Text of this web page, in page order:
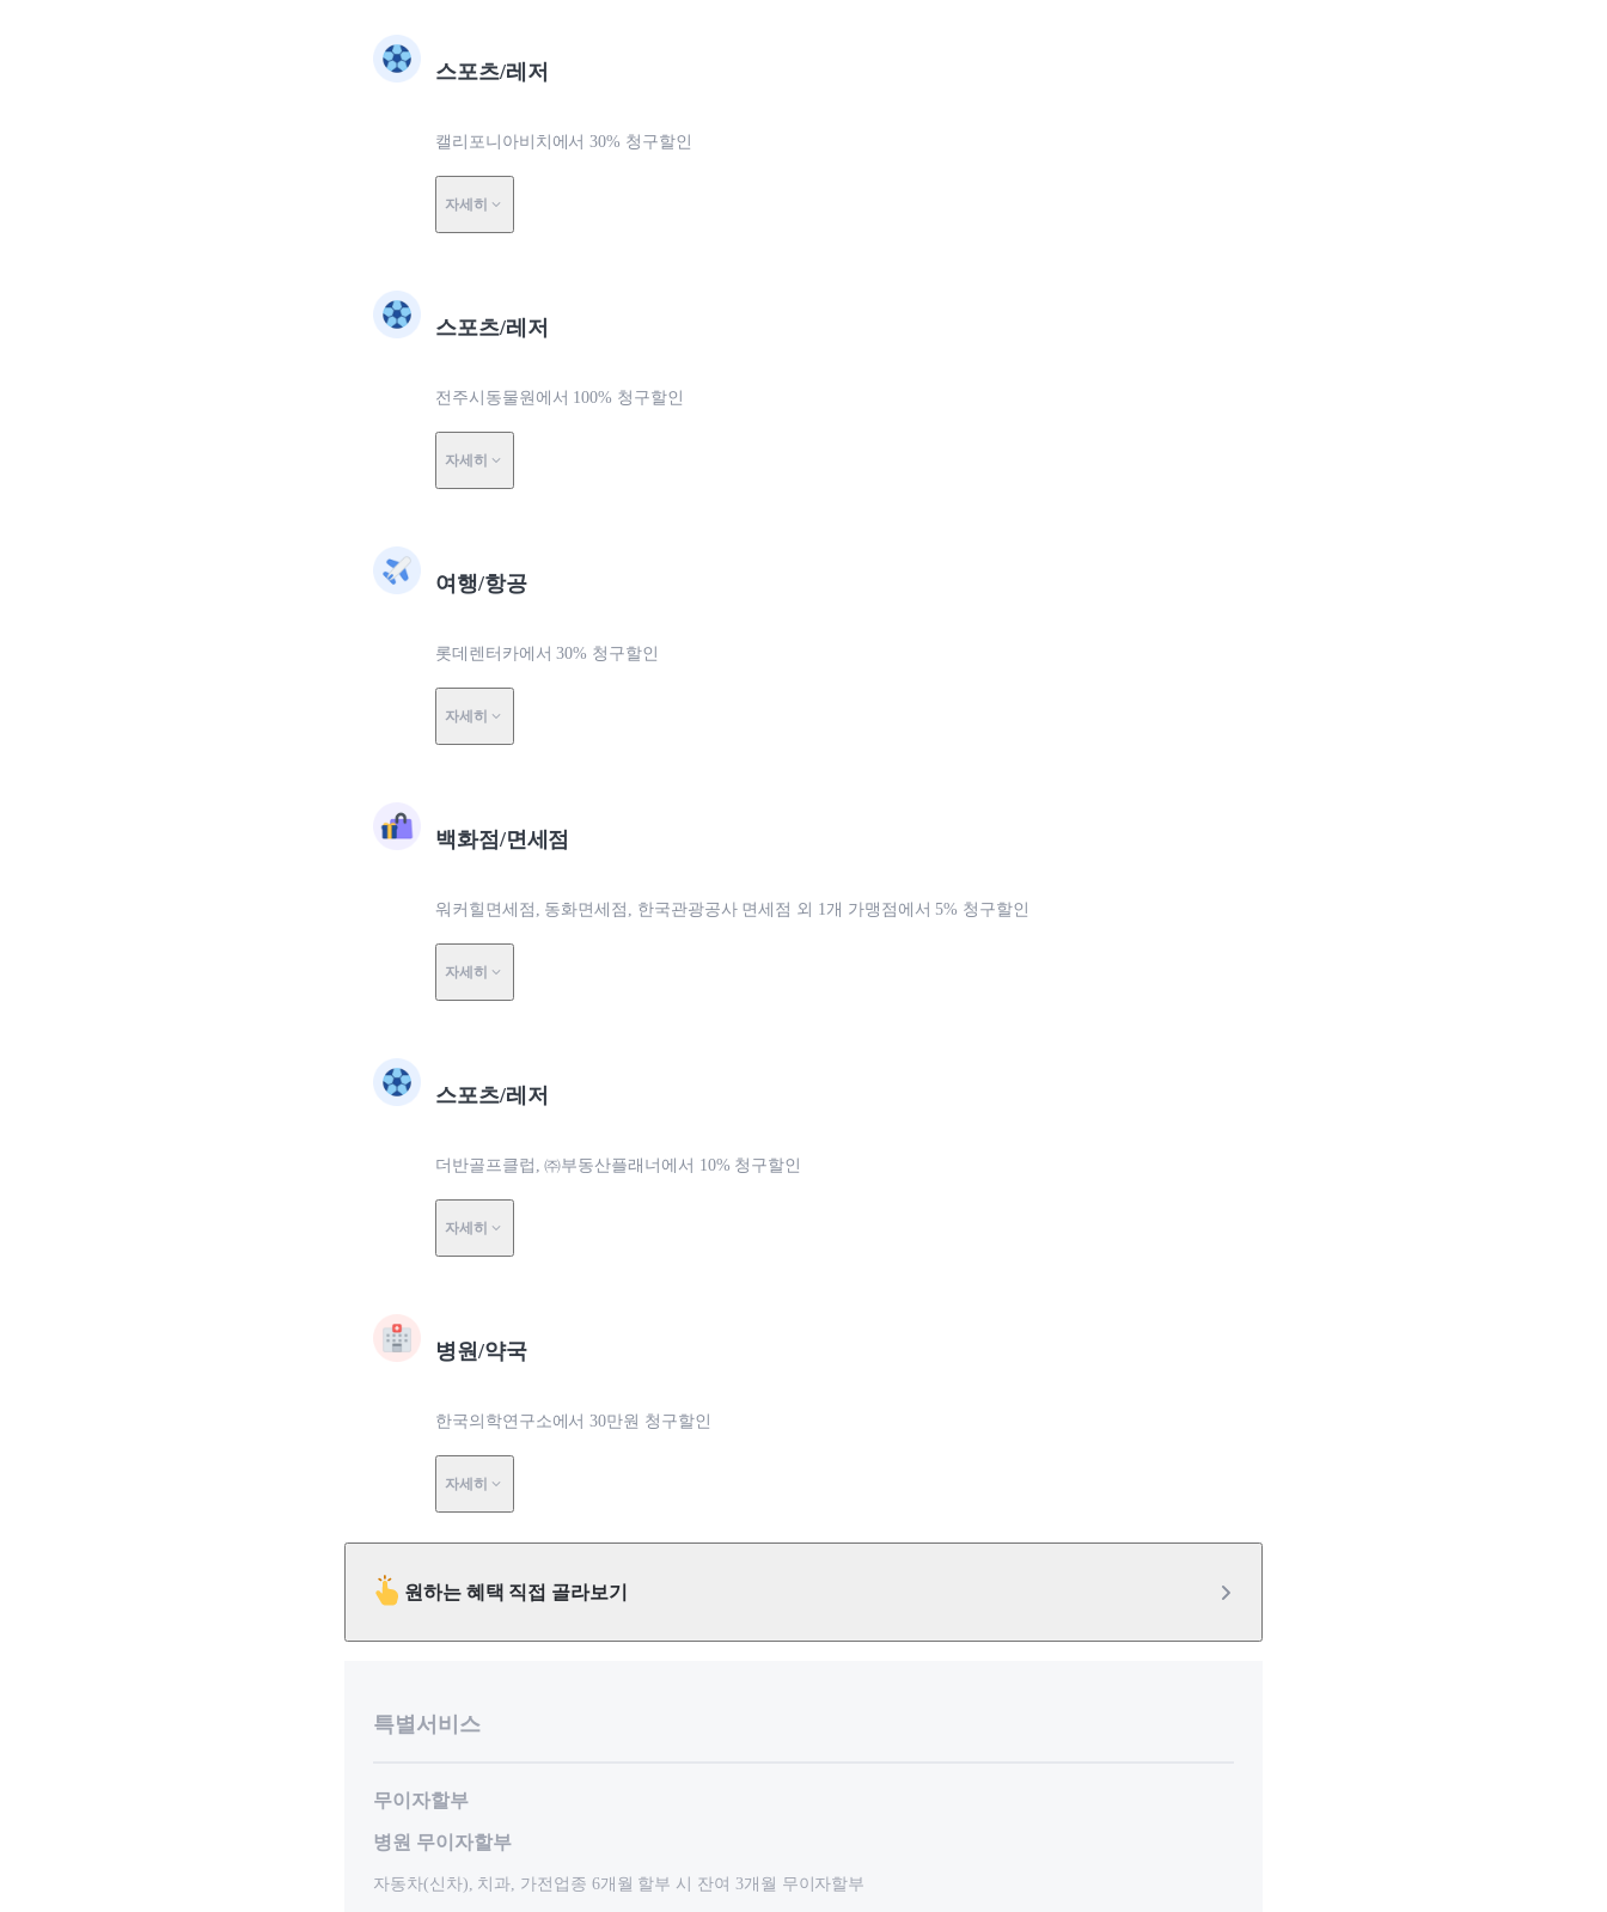
스포츠/레저
캘리포니아비치에서 30% 청구할인
자세히
스포츠/레저
전주시동물원에서 100% 청구할인
자세히
여행/항공
롯데렌터카에서 30% 청구할인
자세히
백화점/면세점
워커힐면세점, 동화면세점, 한국관광공사 면세점 외 1개 가맹점에서 5% 청구할인
자세히
스포츠/레저
더반골프클럽, ㈜부동산플래너에서 10% 청구할인
자세히
병원/약국
한국의학연구소에서 30만원 청구할인
자세히
원하는 혜택 직접 골라보기
특별서비스
무이자할부
병원 무이자할부
자동차(신차), 치과, 가전업종 6개월 할부 시 잔여 3개월 무이자할부